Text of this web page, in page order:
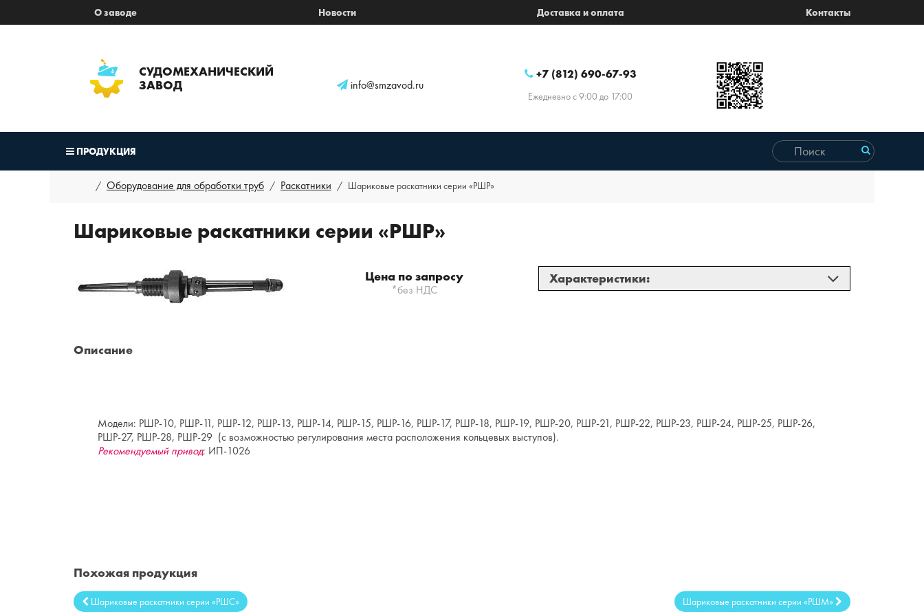
О заводе Новости Доставка и оплата Контакты
СУДОМЕХАНИЧЕСКИЙ
ЗАВОД
info@smzavod.ru
+7 (812) 690-67-93
Ежедневно с 9:00 до 17:00
ПРОДУКЦИЯ
Оборудование для обработки труб Раскатники Шариковые раскатники серии «РШР»
Шариковые раскатники серии «РШР»
Цена по запросу
*без НДС
Характеристики:
Описание
Модели: РШР-10, РШР-11, РШР-12, РШР-13, РШР-14, РШР-15, РШР-16, РШР-17, РШР-18, РШР-19, РШР-20, РШР-21, РШР-22, РШР-23, РШР-24, РШР-25, РШР-26,
РШР-27, РШР-28, РШР-29 (с возможностью регулирования места расположения кольцевых выступов).
Рекомендуемый привод: ИП-1026
Похожая продукция
Шариковые раскатники серии «РШС» Шариковые раскатники серии «РШМ»